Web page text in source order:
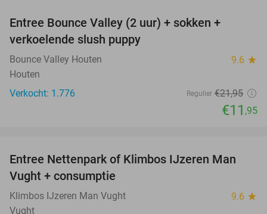
Entree Bounce Valley (2 uur) + sokken +
verkoelende slush puppy
Bounce Valley Houten 9.6 star
Houten
Verkocht: 1.776
Regulier €21,95
€11 ,95
29%
Entree Nettenpark of Klimbos IJzeren Man
Vught + consumptie
Klimbos IJzeren Man Vught 9.6 star
Vught